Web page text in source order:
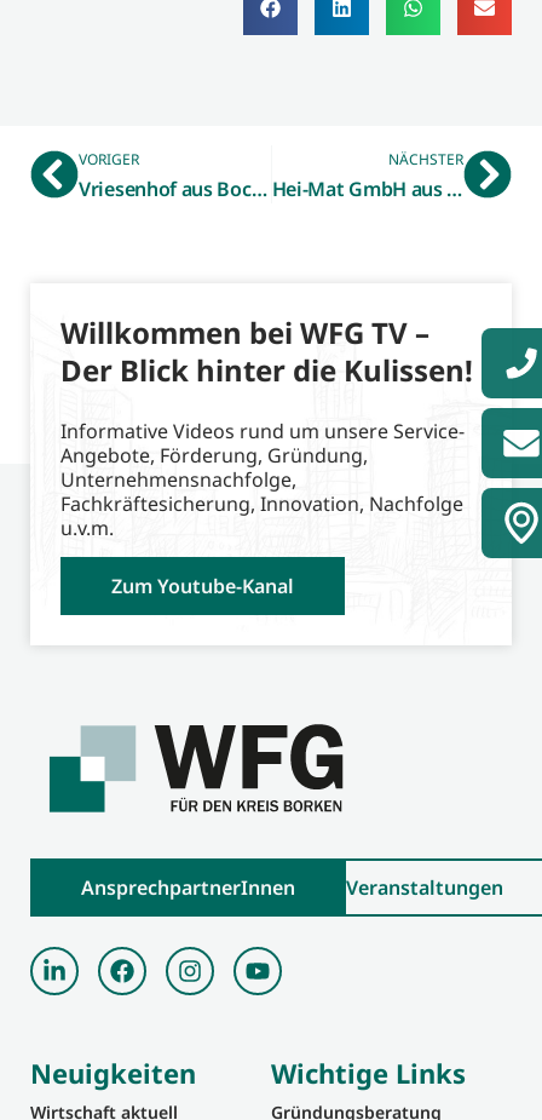
VORIGER
Vriesenhof aus Bocholt-Suderwick
NÄCHSTER
Hei-Mat GmbH aus Stadtlohn
Willkommen bei WFG TV –
Der Blick hinter die Kulissen!
Informative Videos rund um unsere Service-
Angebote, Förderung, Gründung,
Unternehmensnachfolge,
Fachkräftesicherung, Innovation, Nachfolge
u.v.m.
Zum Youtube-Kanal
AnsprechpartnerInnen Veranstaltungen
Neuigkeiten
Wirtschaft aktuell
Wichtige Links
Gründungsberatung